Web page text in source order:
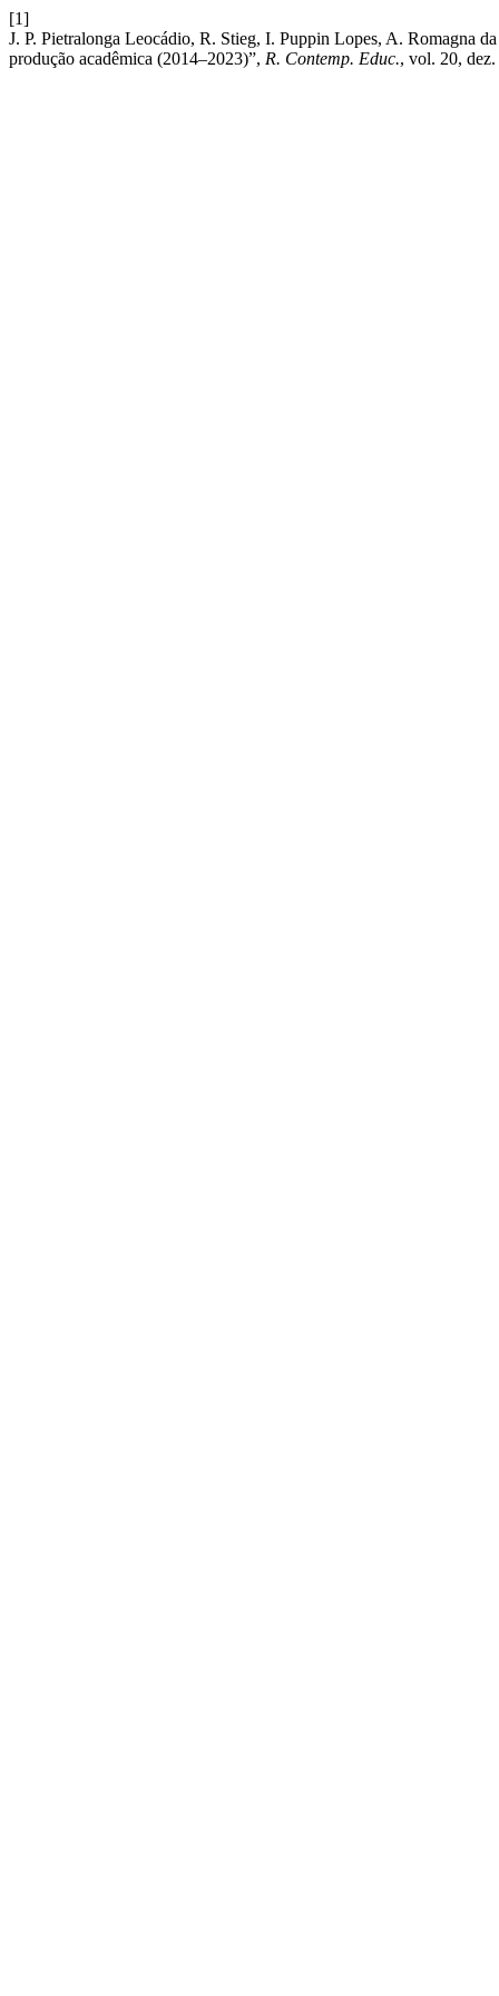
[1]
J. P. Pietralonga Leocádio, R. Stieg, I. Puppin Lopes, A. Romagna
produção acadêmica (2014–2023)”, R. Contemp. Educ., vol. 20,